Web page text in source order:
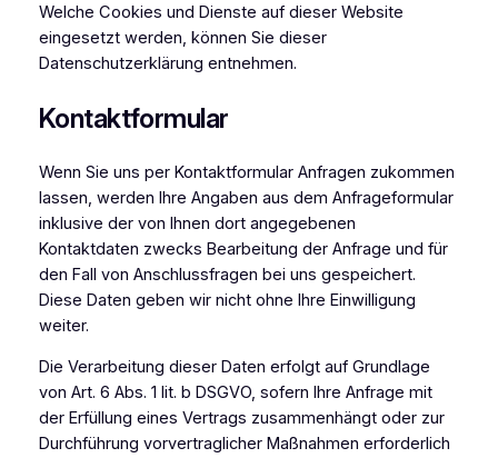
Welche Cookies und Dienste auf dieser Website
eingesetzt werden, können Sie dieser
Datenschutzerklärung entnehmen.
Kontaktformular
Wenn Sie uns per Kontaktformular Anfragen zukommen
lassen, werden Ihre Angaben aus dem Anfrageformular
inklusive der von Ihnen dort angegebenen
Kontaktdaten zwecks Bearbeitung der Anfrage und für
den Fall von Anschlussfragen bei uns gespeichert.
Diese Daten geben wir nicht ohne Ihre Einwilligung
weiter.
Die Verarbeitung dieser Daten erfolgt auf Grundlage
von Art. 6 Abs. 1 lit. b DSGVO, sofern Ihre Anfrage mit
der Erfüllung eines Vertrags zusammenhängt oder zur
Durchführung vorvertraglicher Maßnahmen erforderlich